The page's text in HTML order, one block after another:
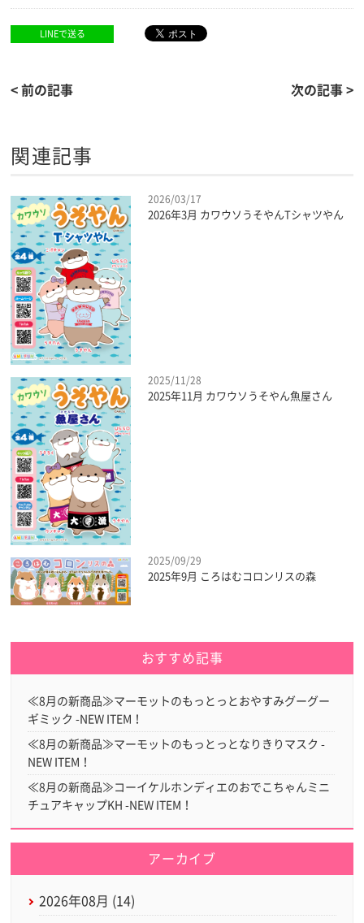
LINEで送る
< 前の記事 次の記事 >
関連記事
2026/03/17
2026年3月 カワウソうそやんTシャツやん
2025/11/28
2025年11月 カワウソうそやん魚屋さん
2025/09/29
2025年9月 ころはむコロンリスの森
おすすめ記事
≪8月の新商品≫マーモットのもっとっとおやすみグーグー
ギミック -NEW ITEM！
≪8月の新商品≫マーモットのもっとっとなりきりマスク -
NEW ITEM！
≪8月の新商品≫コーイケルホンディエのおでこちゃんミニ
チュアキャップKH -NEW ITEM！
アーカイブ
2026年08月 (14)